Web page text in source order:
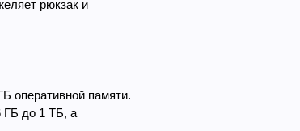
рюкзак и
оперативной памяти.
ГБ до 1 ТБ, а